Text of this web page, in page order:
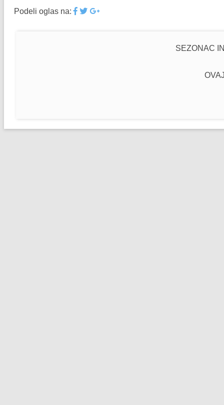
Podeli oglas na:
SEZONAC